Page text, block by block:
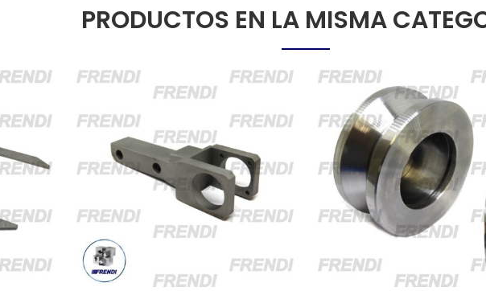
PRODUCTOS EN LA MISMA